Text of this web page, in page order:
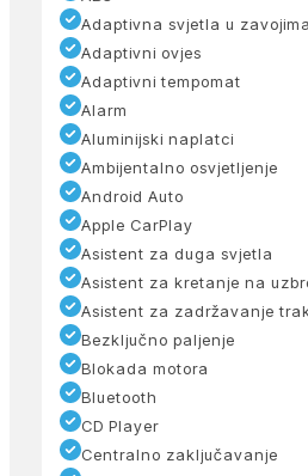
Adaptivna svjetla u zavojima
Adaptivni ovjes
Adaptivni tempomat
Alarm
Aluminijski naplatci
Ambijentalno osvjetljenje
Android Auto
Apple CarPlay
Asistent za duga svjetla
Asistent za kretanje na
Asistent za zadržavanje
Bezključno paljenje
Blokada motora
Bluetooth
CD Player
Centralno zaključavanje